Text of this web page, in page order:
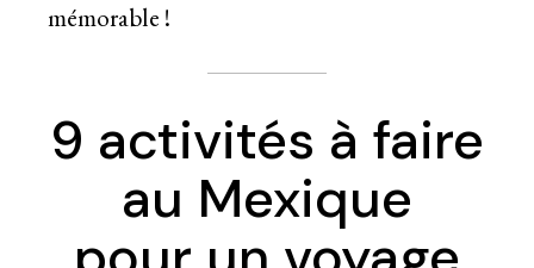
mémorable !
9 activités à faire
au Mexique